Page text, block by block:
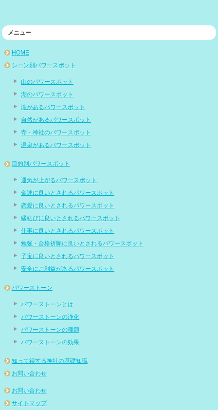
メニュー
HOME
シーン別パワースポット
山のパワースポット
湖のパワースポット
滝があるパワースポット
自然があるパワースポット
寺・神社のパワースポット
温泉があるパワースポット
目的別パワースポット
運気が上がるパワースポット
金運に良いとされるパワースポット
恋愛に良いとされるパワースポット
縁結びに良いとされるパワースポット
仕事に良いとされるパワースポット
勉強・合格祈願に良いとされるパワースポット
子宝に良いとされるパワースポット
安全にご利益があるパワースポット
パワーストーン
パワーストーンとは
パワーストーンの浄化
パワーストーンの種類
パワーストーンの効果
知って得する神社の基礎知識
お問い合わせ
お問い合わせ
サイトマップ